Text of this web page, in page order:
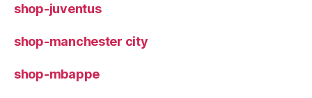
shop-juventus
shop-manchester city
shop-mbappe